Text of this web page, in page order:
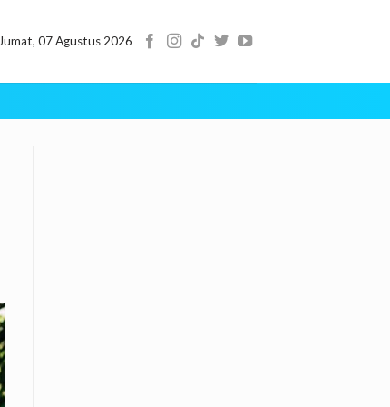
Jumat, 07 Agustus 2026